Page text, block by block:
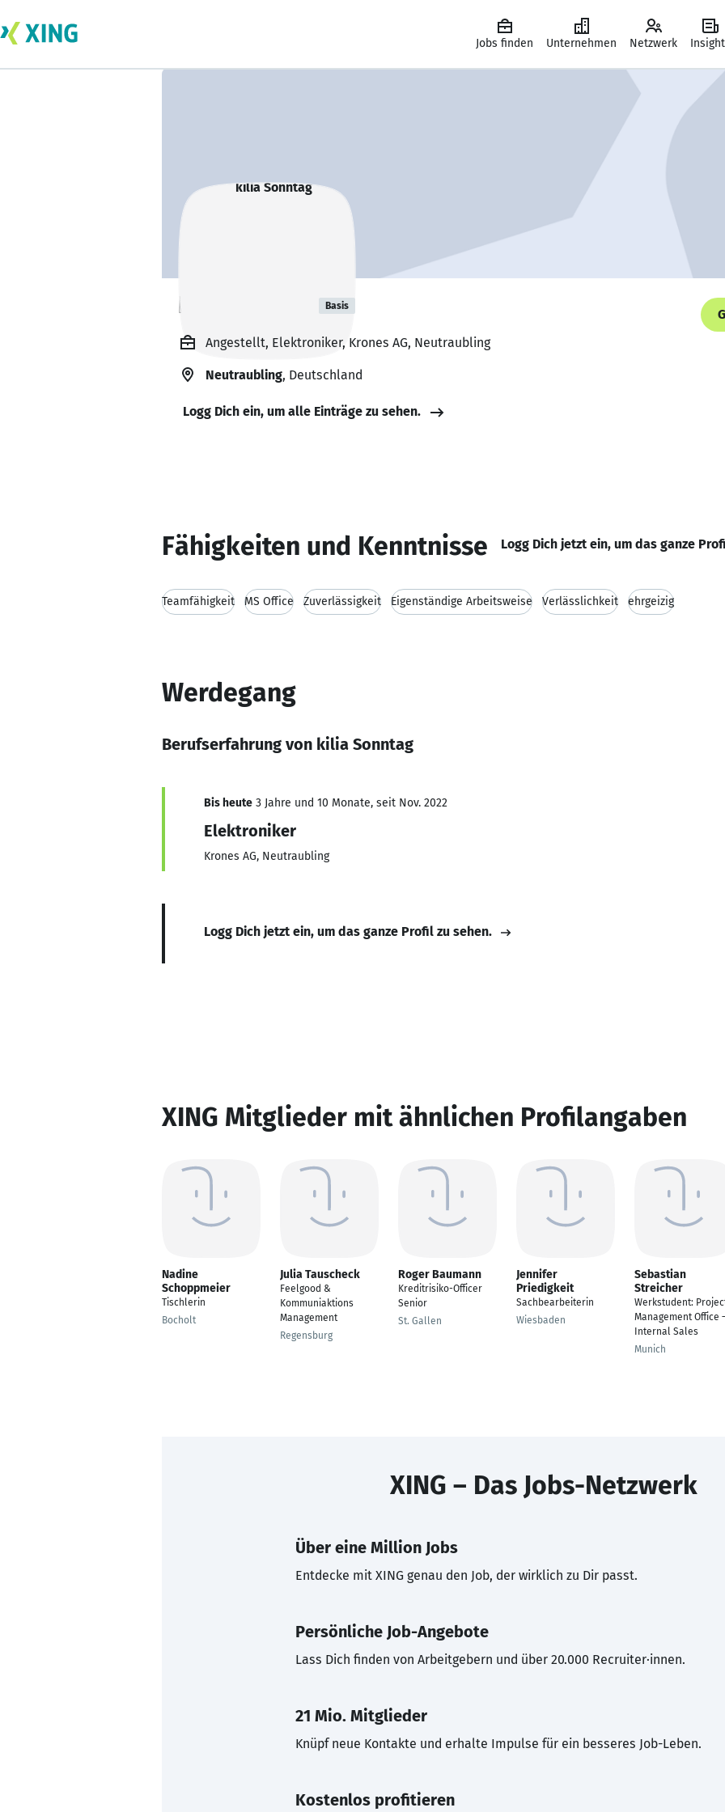
Jobs finden Unternehmen Netzwerk
kilia Sonntag Basis
Angestellt, Elektroniker, Krones AG, Neutraubling
Neutraubling, Deutschland
Logg Dich ein, um alle Einträge zu sehen.
Fähigkeiten und Kenntnisse Logg Dich jetzt ein, um das ganze
Teamfähigkeit MS Office Zuverlässigkeit Eigenständige Arbeitsweise Verlässlichkeit ehrgeizig
Werdegang
Berufserfahrung von kilia Sonntag
Bis heute 3 Jahre und 10 Monate, seit Nov. 2022
Elektroniker
Krones AG, Neutraubling
Logg Dich jetzt ein, um das ganze Profil zu sehen.
XING Mitglieder mit ähnlichen Profilangaben
Nadine
Schoppmeier
Tischlerin
Bocholt
Julia Tauscheck
Feelgood &
Kommuniaktions
Management
Regensburg
Roger Baumann
Kreditrisiko-Officer
Senior
St. Gallen
Jennifer
Priedigkeit
Sachbearbeiterin
Wiesbaden
Sebastian
Streicher
Werkstudent:
Management Office
Internal Sales
Munich
XING – Das Jobs-Netzwerk
Über eine Million Jobs
Entdecke mit XING genau den Job, der wirklich zu Dir passt.
Persönliche Job-Angebote
Lass Dich finden von Arbeitgebern und über 20.000 Recruiter·innen.
21 Mio. Mitglieder
Knüpf neue Kontakte und erhalte Impulse für ein besseres Job-Leben.
Kostenlos profitieren